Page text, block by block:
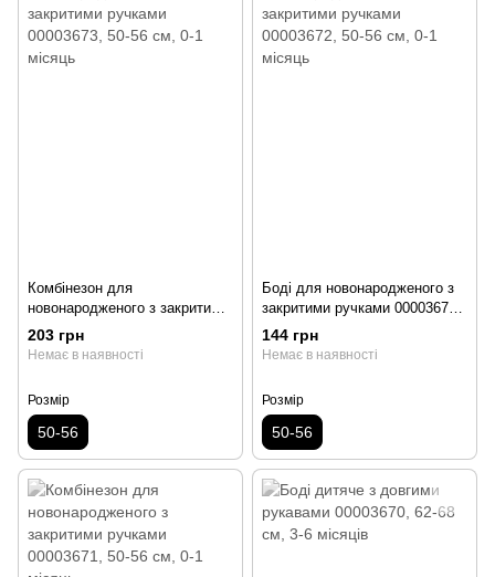
Комбінезон для
новонародженого з закритими
ручками 00003673, 50-56 см,
0-1 місяць
203 грн
Немає в наявності
Розмір
50-56
Боді для новонародженого з
закритими ручками 00003672,
50-56 см, 0-1 місяць
144 грн
Немає в наявності
Розмір
50-56